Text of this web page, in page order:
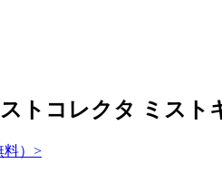
トコレクタ ミスト
料）>